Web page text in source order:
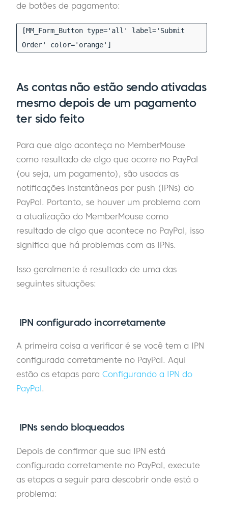
de botões de pagamento:
[MM_Form_Button type='all' label='Submit
Order' color='orange']
As contas não estão sendo ativadas
mesmo depois de um pagamento
ter sido feito
Para que algo aconteça no MemberMouse
como resultado de algo que ocorre no PayPal
(ou seja, um pagamento), são usadas as
notificações instantâneas por push (IPNs) do
PayPal. Portanto, se houver um problema com
a atualização do MemberMouse como
resultado de algo que acontece no PayPal, isso
significa que há problemas com as IPNs.
Isso geralmente é resultado de uma das
seguintes situações:
IPN configurado incorretamente
A primeira coisa a verificar é se você tem a IPN
configurada corretamente no PayPal. Aqui
estão as etapas para Configurando a IPN do
PayPal.
IPNs sendo bloqueados
Depois de confirmar que sua IPN está
configurada corretamente no PayPal, execute
as etapas a seguir para descobrir onde está o
problema: